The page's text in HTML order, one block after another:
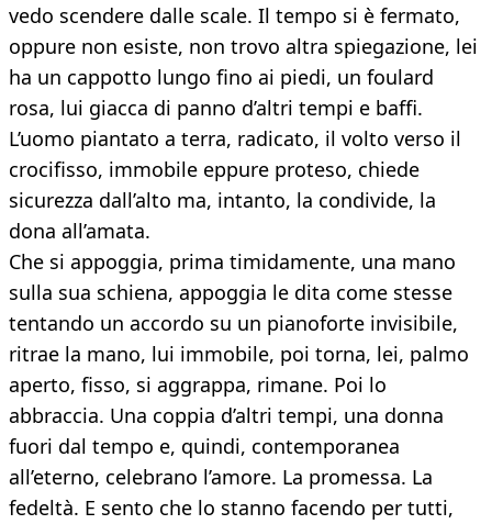
vedo scendere dalle scale. Il tempo si è fermato,
oppure non esiste, non trovo altra spiegazione, lei
ha un cappotto lungo fino ai piedi, un foulard
rosa, lui giacca di panno d’altri tempi e baffi.
L’uomo piantato a terra, radicato, il volto verso il
crocifisso, immobile eppure proteso, chiede
sicurezza dall’alto ma, intanto, la condivide, la
dona all’amata.
Che si appoggia, prima timidamente, una mano
sulla sua schiena, appoggia le dita come stesse
tentando un accordo su un pianoforte invisibile,
ritrae la mano, lui immobile, poi torna, lei, palmo
aperto, fisso, si aggrappa, rimane. Poi lo
abbraccia. Una coppia d’altri tempi, una donna
fuori dal tempo e, quindi, contemporanea
all’eterno, celebrano l’amore. La promessa. La
fedeltà. E sento che lo stanno facendo per tutti,